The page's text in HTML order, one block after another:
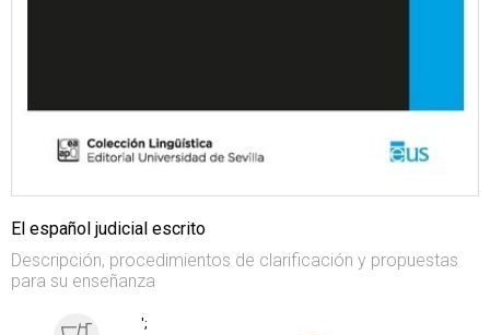
El español judicial escrito
Descripción, procedimientos de clarificación y propuestas
para su enseñanza
';